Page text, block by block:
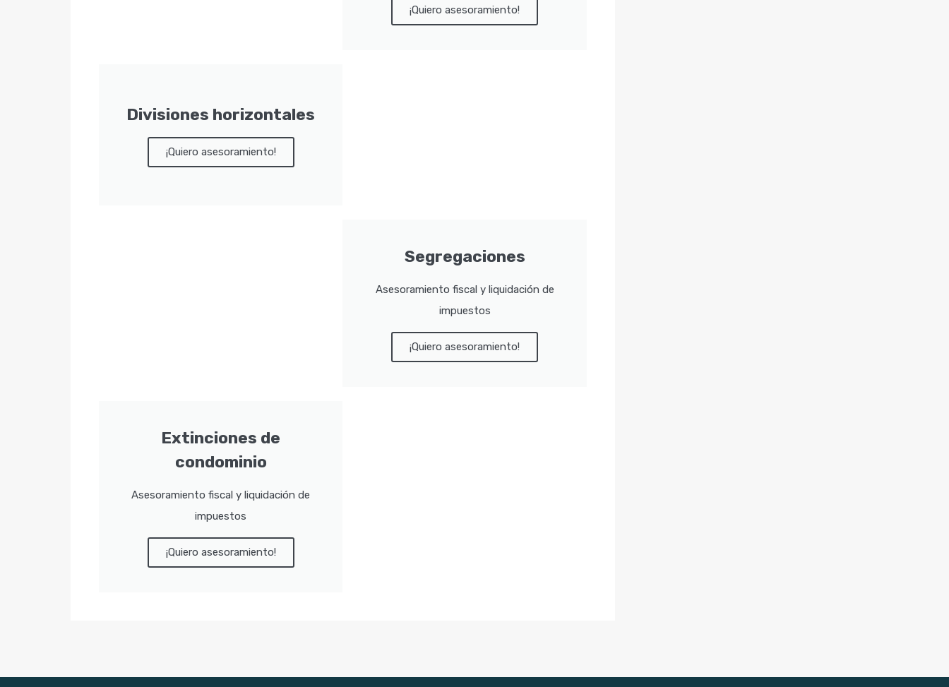
¡Quiero asesoramiento!
Divisiones horizontales
¡Quiero asesoramiento!
Segregaciones
Asesoramiento fiscal y liquidación de
impuestos
¡Quiero asesoramiento!
Extinciones de
condominio
Asesoramiento fiscal y liquidación de
impuestos
¡Quiero asesoramiento!